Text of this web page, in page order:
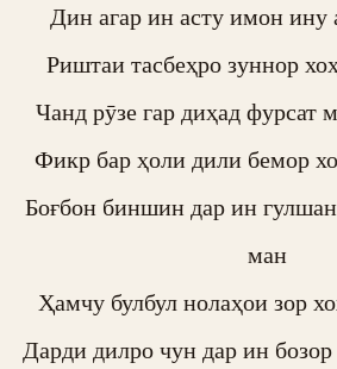
Дин агар ин асту имон ину
Риштаи тасбеҳро зуннор
Чанд рӯзе гар диҳад фурсат
Фикр бар ҳоли дили бемор
Боғбон биншин дар ин
ман
Ҳамчу булбул нолаҳои зор
Дарди дилро чун дар ин